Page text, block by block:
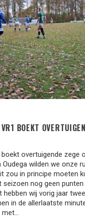
BOEKT
overtuigende zege
Oudega wilden we onze
zou in principe moeten
seizoen nog geen
hebben wij vorig jaar
in de allerlaatste